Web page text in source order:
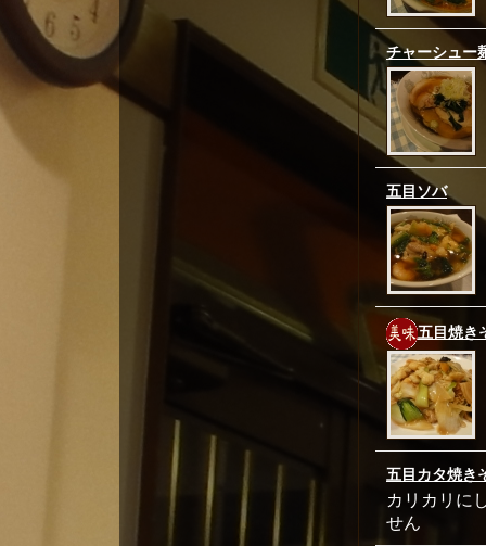
チャーシュー
五目ソバ
五目焼き
五目カタ焼き
カリカリに
せん